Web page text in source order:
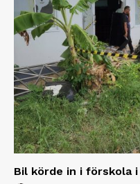
Bil körde in i förskola i